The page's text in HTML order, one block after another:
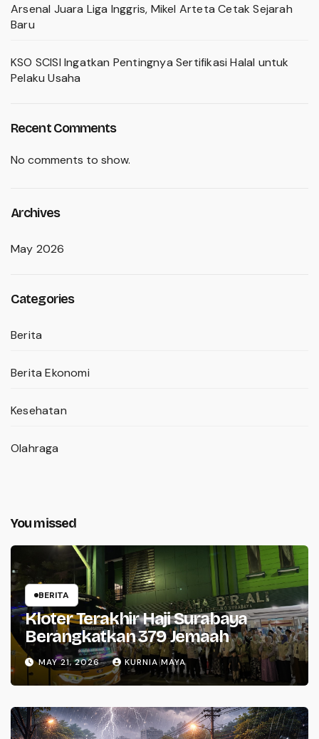
Arsenal Juara Liga Inggris, Mikel Arteta Cetak Sejarah
Baru
KSO SCISI Ingatkan Pentingnya Sertifikasi Halal untuk
Pelaku Usaha
Recent Comments
No comments to show.
Archives
May 2026
Categories
Berita
Berita Ekonomi
Kesehatan
Olahraga
You missed
BERITA
Kloter Terakhir Haji Surabaya
Berangkatkan 379 Jemaah
MAY 21, 2026 KURNIA MAYA